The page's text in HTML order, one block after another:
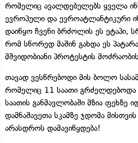
რომელიც ავალდებულებს ყველა
ევროპული და ევროატლანტიკური
დაიწყო ჩვენი ბრძოლის ეს ეტაპი,
რომ სწორედ მაშინ გახდა ეს
მშვიდობიანი პროტესტის
თავად ვესწრებოდი მის ბოლო
რომელიც 11 საათი
საათის განმავლობაში მზია ფეხზე
დამნაშავეთა სკამზე ჯდომა
არასდროს დამავიწყდება!